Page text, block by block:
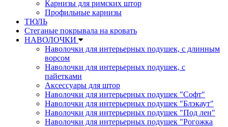
Карнизы для римских штор
Профильные карнизы
ТЮЛЬ
Стеганые покрывала на кровать
НАВОЛОЧКИ
Наволочки для интерьерных подушек, с длинным
ворсом
Наволочки для интерьерных подушек, с
пайетками
Аксессуары для штор
Наволочки для интерьерных подушек "Софт"
Наволочки для интерьерных подушек "Блэкаут"
Наволочки для интерьерных подушек "Под лен"
Наволочки для интерьерных подушек "Рогожка